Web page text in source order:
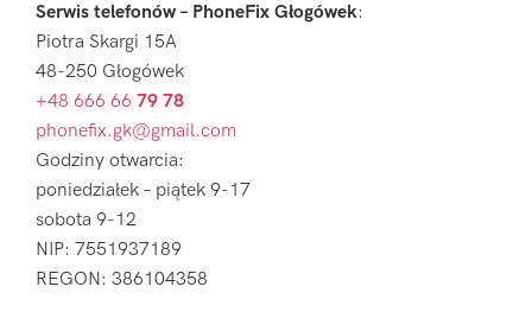
Serwis telefonów – PhoneFix Głogówek:
Piotra Skargi 15A
48-250 Głogówek
+48 666 66 79 78
phonefix.gk@gmail.com
Godziny otwarcia:
poniedziałek – piątek 9-17
sobota 9-12
NIP: 7551937189
REGON: 386104358